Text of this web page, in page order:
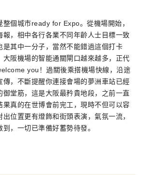
整個城市ready for Expo。從機場開始，
報，相中各行各業不同年齡人士目標一致
是其中一分子，當然不能錯過這個打卡
大阪機場的智能通關閘口越來越多，正代
you ！過關後乘搭機場快線，沿途
傳，不斷提醒你連接會場的夢洲車站已經
御堂筋，這是大阪最矜貴地段，之前一直
果真的在世博會前完工，現時不但可以容
位置更有燈飾和街頭表演，氣氛一流，
，一切已準備好蓄勢待發。